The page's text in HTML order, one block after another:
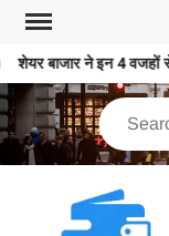
शेयर बाजार ने इन 4